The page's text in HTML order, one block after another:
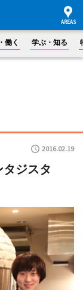
働く 学ぶ・知る
2016.02.19
ジスタ